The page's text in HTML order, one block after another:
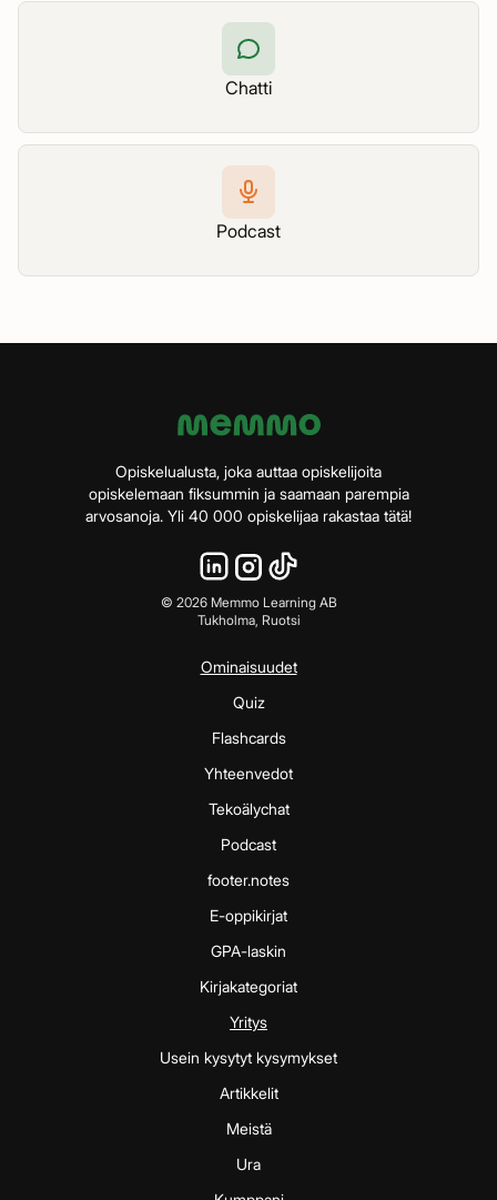
Chatti
Podcast
Opiskelualusta, joka auttaa opiskelijoita
opiskelemaan fiksummin ja saamaan parempia
arvosanoja. Yli 40 000 opiskelijaa rakastaa tätä!
© 2026Memmo Learning AB
Tukholma, Ruotsi
Ominaisuudet
Quiz
Flashcards
Yhteenvedot
Tekoälychat
Podcast
footer.notes
E-oppikirjat
GPA-laskin
Kirjakategoriat
Yritys
Usein kysytyt kysymykset
Artikkelit
Meistä
Ura